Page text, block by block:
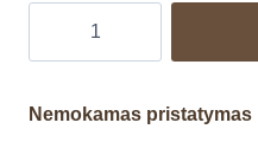
Nemokamas pristatymas